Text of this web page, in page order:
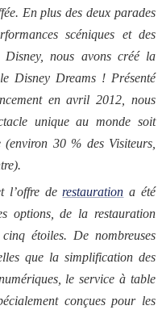
En plus des deux parades
scéniques et des
Disney, nous avons créé la
Disney Dreams ! Présenté
en avril 2012, nous
unique au monde soit
30 % des Visiteurs,
l’offre derestauration a été
options, de la restauration
étoiles. De nombreuses
que la simplification des
le service à table
conçues pour les